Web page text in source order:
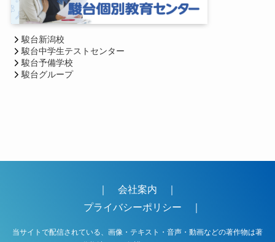
駿台新潟校
駿台中学生テストセンター
駿台予備学校
駿台グループ
｜ 会社案内
｜
プライバシーポリシー
｜
当サイトで配信されている、画像・テキスト・音声・動画などの著作物は著